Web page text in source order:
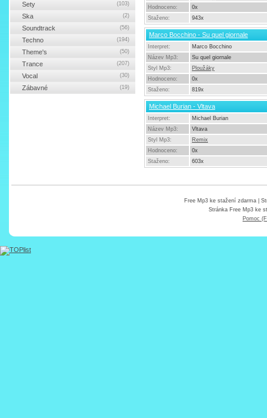
Hodnoceno:
0x
Staženo:
943x
Marco Bocchino - Su quel giornale
Interpret:
Marco Bocchino
Název Mp3:
Su quel giornale
Styl Mp3:
Ploužáky
Hodnoceno:
0x
Staženo:
819x
Michael Burian - Vltava
Interpret:
Michael Burian
Název Mp3:
Vltava
Styl Mp3:
Remix
Hodnoceno:
0x
Staženo:
603x
Sety (103)
Ska (2)
Soundtrack (56)
Techno (194)
Theme's (50)
Trance (207)
Vocal (30)
Zábavné (19)
Free Mp3 ke stažení zdarma|
Stránka Free Mp3 ke
Pomoc